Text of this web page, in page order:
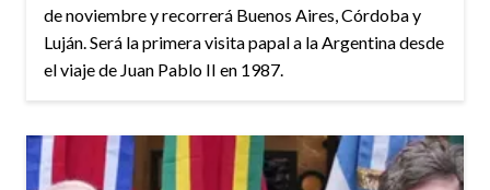
de noviembre y recorrerá Buenos Aires, Córdoba y
Luján. Será la primera visita papal a la Argentina desde
el viaje de Juan Pablo II en 1987.